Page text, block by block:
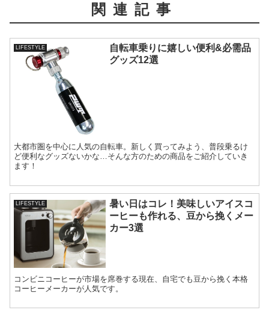
関連記事
LIFESTYLE
自転車乗りに嬉しい便利&必需品
グッズ12選
大都市圏を中心に人気の自転車。新しく買ってみよう、普段乗るけ
ど便利なグッズないかな…そんな方のための商品をご紹介していき
ます！
LIFESTYLE
暑い日はコレ！美味しいアイスコ
ーヒーも作れる、豆から挽くメー
カー3選
コンビニコーヒーが市場を席巻する現在、自宅でも豆から挽く本格
コーヒーメーカーが人気です。